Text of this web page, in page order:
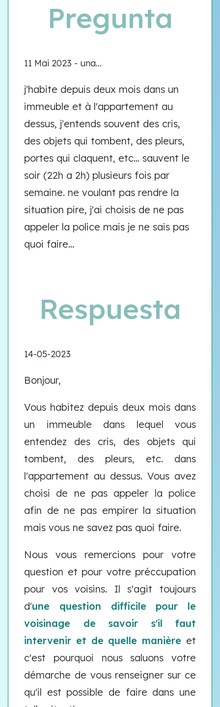
Pregunta
11 Mai 2023 - una...
j'habite depuis deux mois dans un
immeuble et à l'appartement au
dessus, j'entends souvent des cris,
des objets qui tombent, des pleurs,
portes qui claquent, etc... sauvent le
soir (22h a 2h) plusieurs fois par
semaine. ne voulant pas rendre la
situation pire, j'ai choisis de ne pas
appeler la police mais je ne sais pas
quoi faire...
Respuesta
14-05-2023
Bonjour,
Vous habitez depuis deux mois dans
un immeuble dans lequel vous
entendez des cris, des objets qui
tombent, des pleurs, etc. dans
l'appartement au dessus. Vous avez
choisi de ne pas appeler la police
afin de ne pas empirer la situation
mais vous ne savez pas quoi faire.
Nous vous remercions pour votre
question et pour votre préccupation
pour vos voisins. Il s'agit toujours
d'une question difficile pour le
voisinage de savoir s'il faut
intervenir et de quelle manière et
c'est pourquoi nous saluons votre
démarche de vous renseigner sur ce
qu'il est possible de faire dans une